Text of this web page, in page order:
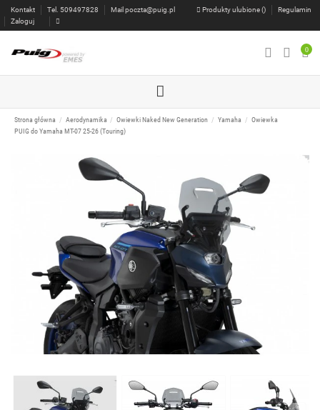
Kontakt Tel. 509497828 Mail poczta@puig.pl Produkty ulubione ()
Regulamin
Zaloguj
0
Strona główna Aerodynamika Owiewki Naked New Generation Yamaha
Owiewka
PUIG do Yamaha MT-07 25-26 (Touring)